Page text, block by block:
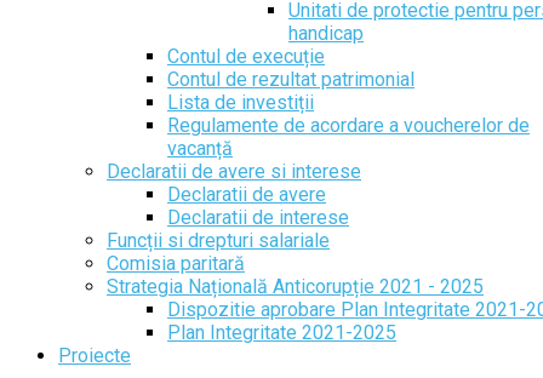
Unitati de protectie pentru
handicap
Contul de execuție
Contul de rezultat patrimonial
Lista de investiții
Regulamente de acordare a voucherelor de
vacanță
Declaratii de avere si interese
Declaratii de avere
Declaratii de interese
Funcții si drepturi salariale
Comisia paritară
Strategia Națională Anticorupție 2021 - 2025
Dispozitie aprobare Plan Integritate 2021-
Plan Integritate 2021-2025
Proiecte